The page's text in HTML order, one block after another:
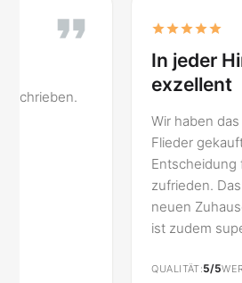
In jeder Hinsicht
Wir haben das 3-Sitzer-Sofa
Flieder gekauft und sind mit
Entscheidung für das Modell
zufrieden. Das Sofa sieht in
neuen Zuhause wunderschön
ist zudem super bequem! Zu
innerhalb einer Woche nach der
5/5PREIS 5/5